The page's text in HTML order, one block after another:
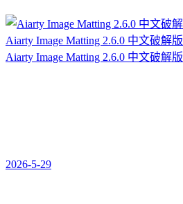
Aiarty Image Matting 2.6.0 中文破解版
Aiarty Image Matting 2.6.0 中文破解版
2026-5-29